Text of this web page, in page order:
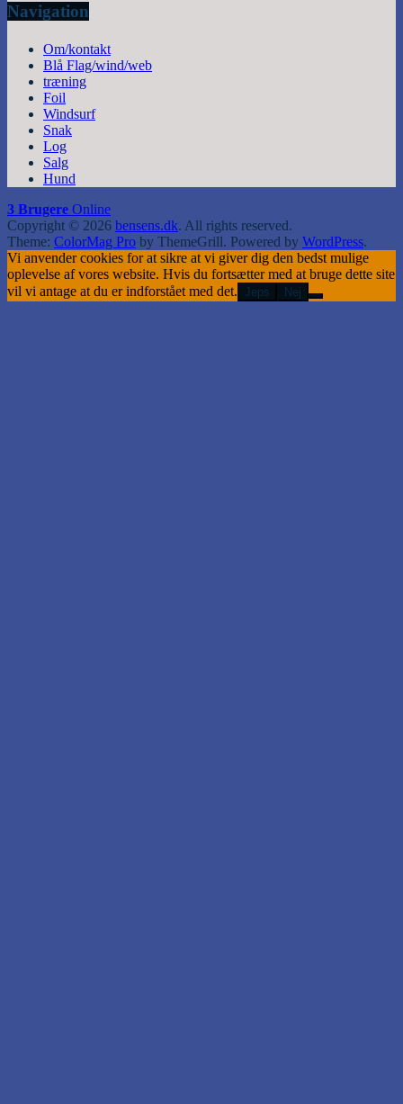
Navigation
Om/kontakt
Blå Flag/wind/web
træning
Foil
Windsurf
Snak
Log
Salg
Hund
3 Brugere Online
Copyright © 2026 bensens.dk. All rights reserved.
Theme: ColorMag Pro by ThemeGrill. Powered by WordPress.
Vi anvender cookies for at sikre at vi giver dig den bedst mulige
oplevelse af vores website. Hvis du fortsætter med at bruge dette site
vil vi antage at du er indforstået med det. Jeps Nej